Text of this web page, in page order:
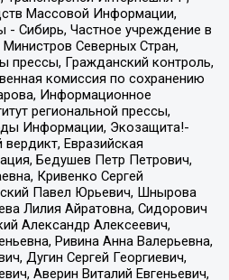
Массовой Информации,
- Сибирь, Частное учреждение в
Северных Стран,
Гражданский контроль,
комиссия по сохранению
Информационное
региональной прессы,
Информации, Экозащита!-
Евразийская
Бедушев Петр Петрович,
Кривенко Сергей
Павел Юрьевич, Шнырова
Лилия Айратовна, Сидорович
Александр Алексеевич,
Ривина Анна Валерьевна,
Дугин Сергей Георгиевич,
Аверин Виталий Евгеньевич,